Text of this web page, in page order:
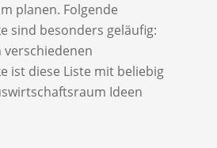
planen. Folgende
sind besonders geläufig:
ist diese Liste mit beliebig
Ideen